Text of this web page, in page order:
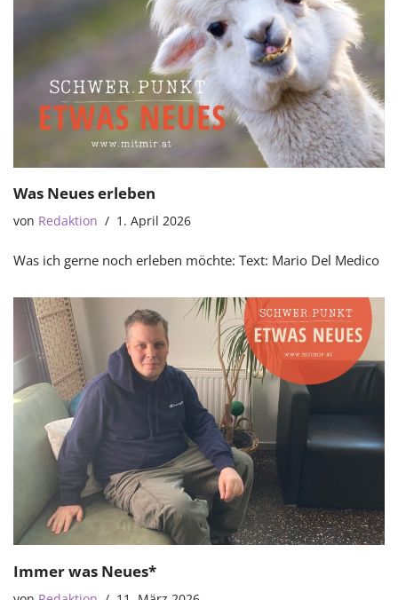
Was Neues erleben
von Redaktion 1. April 2026
Was ich gerne noch erleben möchte: Text: Mario Del Medico
Immer was Neues*